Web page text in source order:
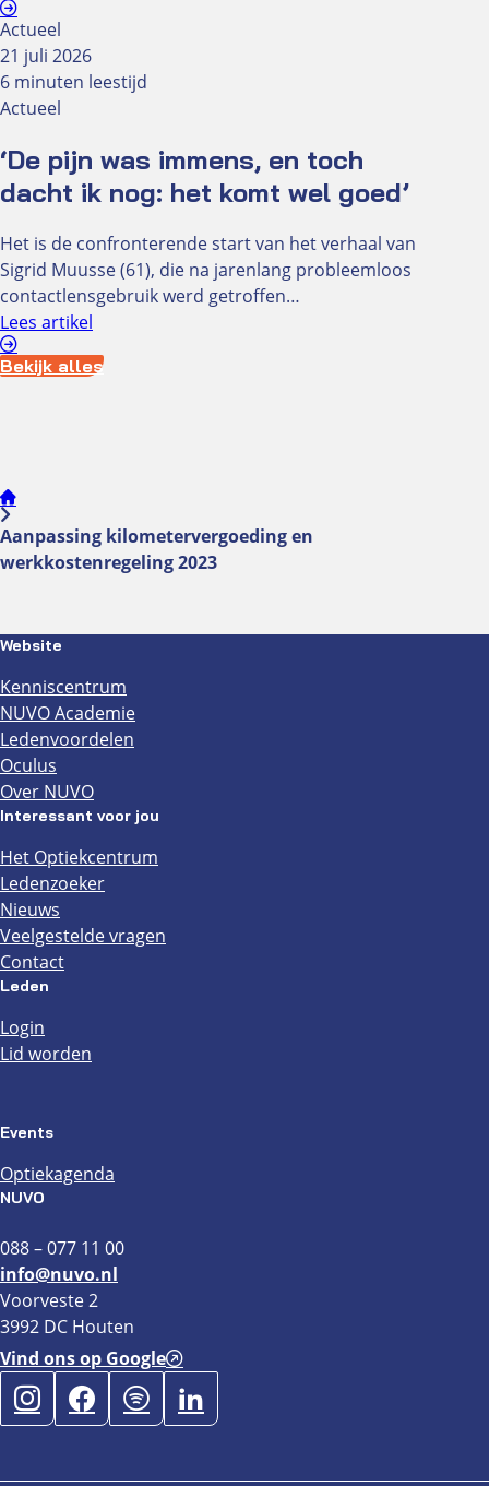
Actueel
21 juli 2026
6 minuten leestijd
Actueel
‘De pijn was immens, en toch
dacht ik nog: het komt wel goed’
Het is de confronterende start van het verhaal van
Sigrid Muusse (61), die na jarenlang probleemloos
contactlensgebruik werd getroffen…
Lees artikel
Bekijk alles
Aanpassing kilometervergoeding en
werkkostenregeling 2023
Website
Kenniscentrum
NUVO Academie
Ledenvoordelen
Oculus
Over NUVO
Interessant voor jou
Het Optiekcentrum
Ledenzoeker
Nieuws
Veelgestelde vragen
Contact
Leden
Login
Lid worden
Events
Optiekagenda
NUVO
088 – 077 11 00
info@nuvo.nl
Voorveste 2
3992 DC Houten
Vind ons op Google